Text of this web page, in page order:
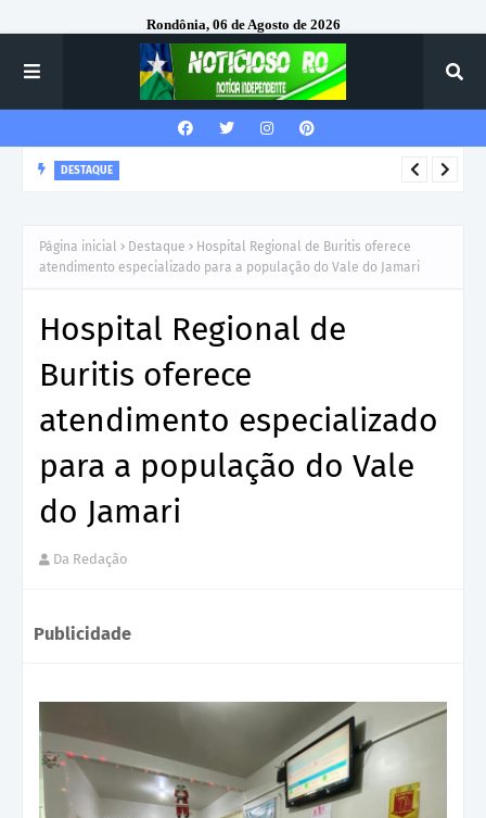
Rondônia, 06 de Agosto de 2026
DESTAQUE
Página inicial Destaque
Hospital Regional de Buritis oferece
atendimento especializado para a população do Vale do Jamari
Hospital Regional de
Buritis oferece
atendimento especializado
para a população do Vale
do Jamari
Da Redação
Publicidade